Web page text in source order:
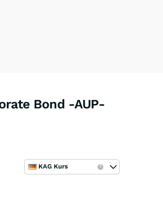
Bond -AUP-
KAG Kurs